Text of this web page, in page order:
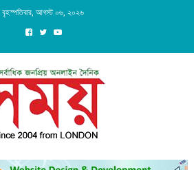
বৃহস্পতিবার, আগস্ট ০৬, ২০২৬
Since 2004